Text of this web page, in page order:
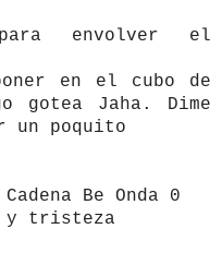
envolver el
en el cubo de
gotea Jaha. Dime
un poquito
Be Onda 0
y tristeza